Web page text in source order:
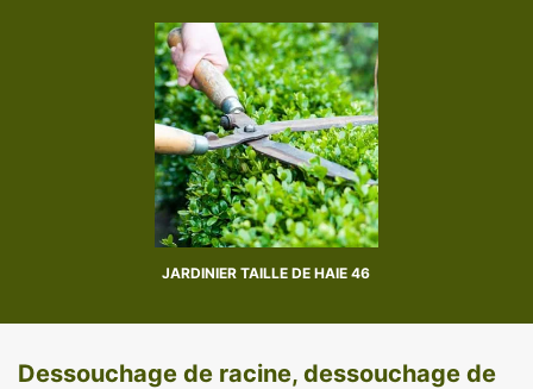
JARDINIER TAILLE DE HAIE 46
Dessouchage de racine, dessouchage de